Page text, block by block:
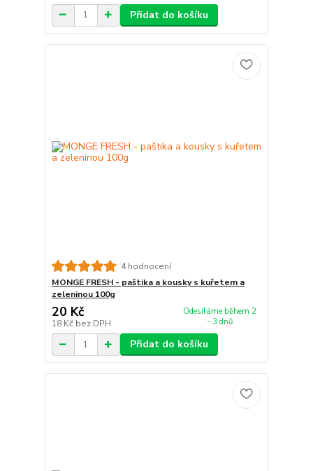
Přidat do košíku
4 hodnocení
MONGE FRESH - paštika a kousky s kuřetem a
zeleninou 100g
20 Kč
18 Kč bez DPH
Odesíláme během 2
- 3 dnů
Přidat do košíku